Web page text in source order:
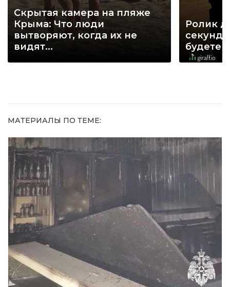
Скрытая камера на пляже
Крыма: Что люди
вытворяют, когда их не
видят...
Ролик
секунд,
будете
МАТЕРИАЛЫ ПО ТЕМЕ: